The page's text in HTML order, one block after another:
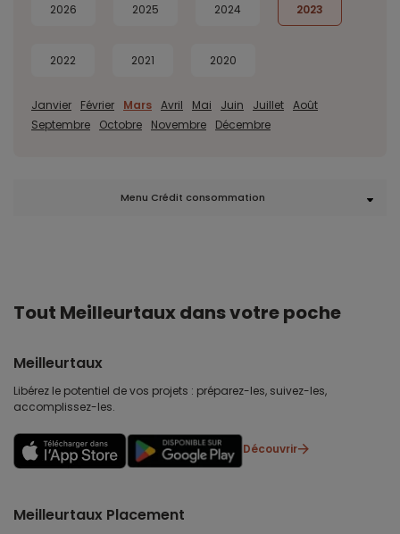
2026 2025 2024 2023
2022 2021 2020
Janvier Février Mars Avril Mai Juin Juillet Août
Septembre
Octobre Novembre Décembre
Menu Crédit consommation
Tout Meilleurtaux dans votre poche
Meilleurtaux
Libérez le potentiel de vos projets : préparez-les, suivez-les,
accomplissez-les.
Découvrir
Meilleurtaux Placement